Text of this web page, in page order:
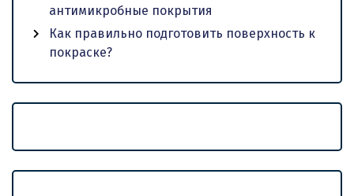
антимикробные покрытия
Как правильно подготовить поверхность к
покраске?